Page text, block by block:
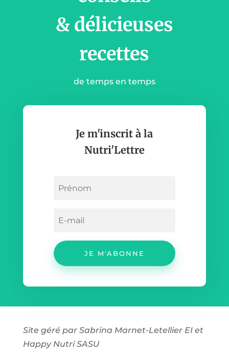
& délicieuses
recettes
de temps en temps
Je m'inscrit à la
Nutri'Lettre
JE M'ABONNE
Site géré par Sabrina Marnet-Letellier EI et
Happy Nutri SASU